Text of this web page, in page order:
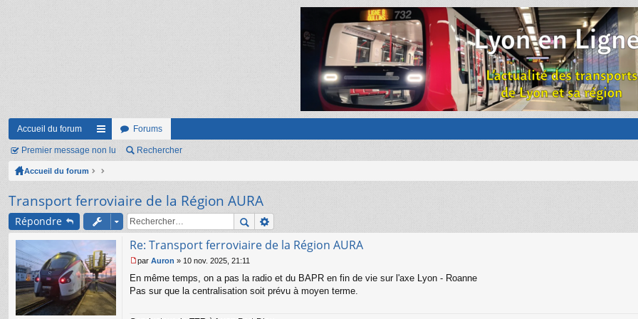
Accueil du forum
ac
co
ci
s
Forums
Premier message non lu Rechercher
Accueil du forum
Transport ferroviaire de la Région AURA
Répondre
Re: Transport ferroviaire de la Région AURA
e
s
par Auron » 10 nov. 2025, 21:11
En même temps, on a pas la radio et du BAPR en fin de vie sur l'axe Lyon - Roanne
Pas sur que la centralisation soit prévu à moyen terme.